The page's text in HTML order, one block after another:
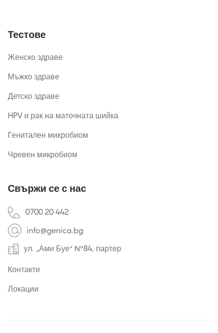
Тестове
Женско здраве
Мъжко здраве
Детско здраве
HPV и рак на маточната шийка
Генитален микробиом
Чревен микробиом
Свържи се с нас
0700 20 442
info@genica.bg
ул. „Ами Буе“ №84, партер
Контакти
Локации